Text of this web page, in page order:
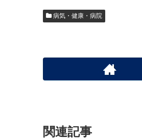
病気・健康・病院
関連記事